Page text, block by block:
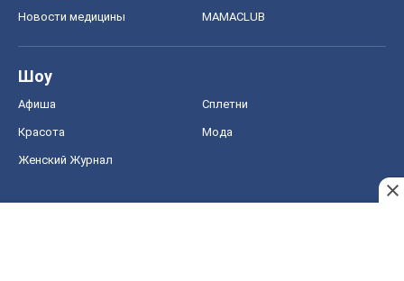
Новости медицины MAMACLUB
Шоу
Афиша Сплетни
Красота Мода
Женский Журнал